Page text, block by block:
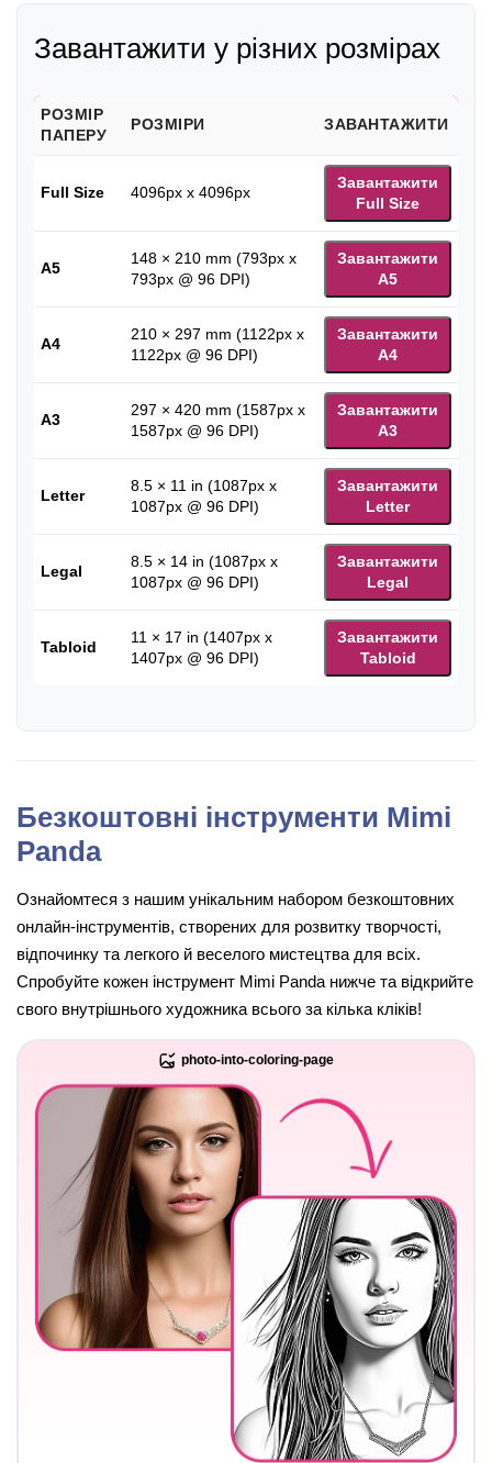
Завантажити у різних розмірах
РОЗМІР
ПАПЕРУ
РОЗМІРИ ЗАВАНТАЖИТИ
Full Size 4096px x 4096px
Завантажити
Full Size
A5
148 × 210 mm (793px x
793px @ 96 DPI)
Завантажити
A5
A4
210 × 297 mm (1122px x
1122px @ 96 DPI)
Завантажити
A4
A3
297 × 420 mm (1587px x
1587px @ 96 DPI)
Завантажити
A3
Letter
8.5 × 11 in (1087px x
1087px @ 96 DPI)
Завантажити
Letter
Legal
8.5 × 14 in (1087px x
1087px @ 96 DPI)
Завантажити
Legal
Tabloid
11 × 17 in (1407px x
1407px @ 96 DPI)
Завантажити
Tabloid
Безкоштовні інструменти Mimi
Panda
Ознайомтеся з нашим унікальним набором безкоштовних
онлайн-інструментів, створених для розвитку творчості,
відпочинку та легкого й веселого мистецтва для всіх.
Спробуйте кожен інструмент Mimi Panda нижче та відкрийте
свого внутрішнього художника всього за кілька кліків!
photo-into-coloring-page